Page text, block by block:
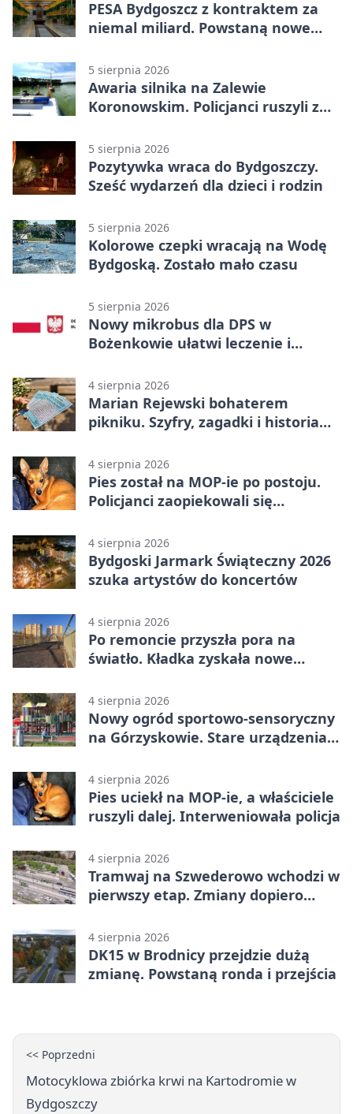
PESA Bydgoszcz z kontraktem za
niemal miliard. Powstaną nowe
5 sierpnia 2026
Awaria silnika na Zalewie
Koronowskim. Policjanci ruszyli z
5 sierpnia 2026
Pozytywka wraca do Bydgoszczy.
Sześć wydarzeń dla dzieci i rodzin
5 sierpnia 2026
Kolorowe czepki wracają na Wodę
Bydgoską. Zostało mało czasu
5 sierpnia 2026
Nowy mikrobus dla DPS w
Bożenkowie ułatwi leczenie i
4 sierpnia 2026
Marian Rejewski bohaterem
pikniku. Szyfry, zagadki i historia
4 sierpnia 2026
Pies został na MOP-ie po postoju.
Policjanci zaopiekowali się
4 sierpnia 2026
Bydgoski Jarmark Świąteczny 2026
szuka artystów do koncertów
4 sierpnia 2026
Po remoncie przyszła pora na
światło. Kładka zyskała nowe
4 sierpnia 2026
Nowy ogród sportowo-sensoryczny
na Górzyskowie. Stare urządzenia
4 sierpnia 2026
Pies uciekł na MOP-ie, a właściciele
ruszyli dalej. Interweniowała policja
4 sierpnia 2026
Tramwaj na Szwederowo wchodzi w
pierwszy etap. Zmiany dopiero
4 sierpnia 2026
DK15 w Brodnicy przejdzie dużą
zmianę. Powstaną ronda i przejścia
<< Poprzedni
Motocyklowa zbiórka krwi na Kartodromie w
Bydgoszczy